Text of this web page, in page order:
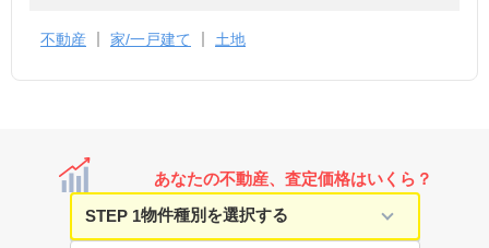
不動産 家/一戸建て 土地
あなたの不動産、査定価格はいくら？
STEP 1